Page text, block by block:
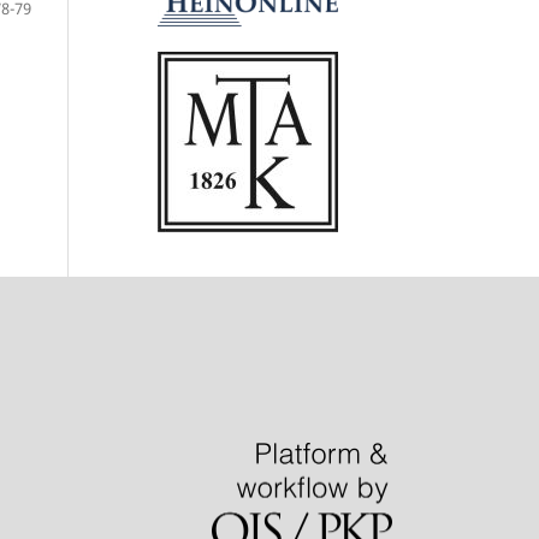
79